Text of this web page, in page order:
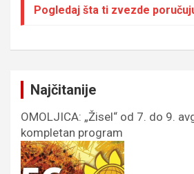
Pogledaj šta ti zvezde
Najčitanije
OMOLJICA: „Žisel“ od 7. do 9.
kompletan program